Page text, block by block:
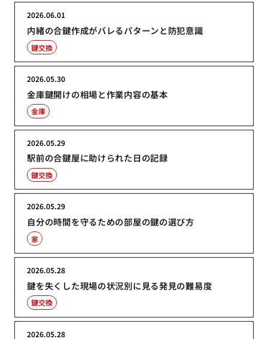
内緒の合鍵作成がバレるパターンと防犯意識
2026.06.01
鍵交換
金庫鍵開けの相場と作業内容の基本
2026.05.30
金庫
駅前の合鍵屋に助けられた日の記録
2026.05.29
鍵交換
自分の時間を守るための部屋の鍵の選び方
2026.05.29
家
鍵を失くした現場の状況別に見る発見の難易度
2026.05.28
鍵交換
2026.05.28